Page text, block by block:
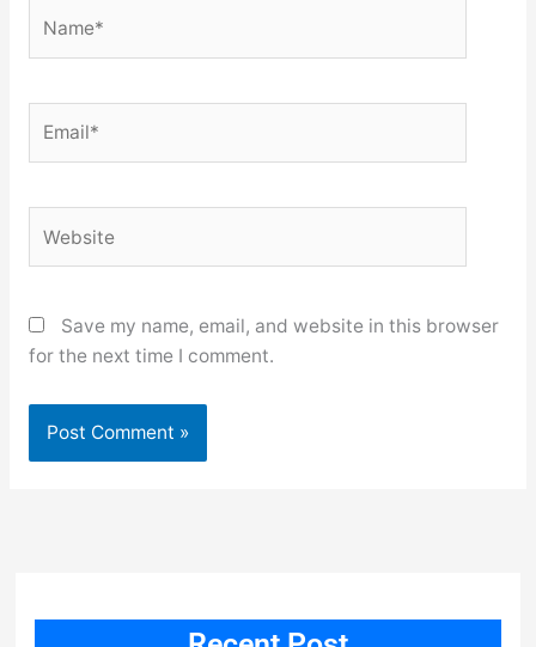
Save my name, email, and website in this browser
for the next time I comment.